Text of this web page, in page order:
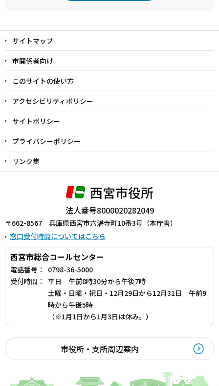
文
こ
こ
ま
で
サイトマップ
市関係者向け
このサイトの使い方
アクセシビリティポリシー
サイトポリシー
プライバシーポリシー
リンク集
西宮市役所
法人番号8000020282049
〒662-8567 兵庫県西宮市六湛寺町10番3号（本庁舎）
窓口受付時間についてはこちら
西宮市総合コールセンター
電話番号：
0798-36-5000
受付時間：
平日 午前8時30分から午後7時
土曜・日曜・祝日・12月29日から12月31日 午前9
時から午後5時
（※1月1日から1月3日は休み。）
市役所・支所周辺案内